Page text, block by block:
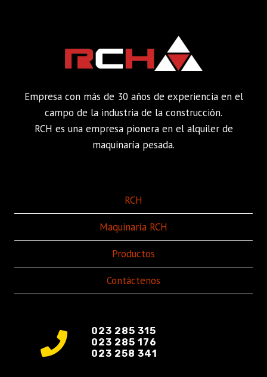
Empresa con más de 30 años de experiencia en el
campo de la industria de la construcción.
RCH es una empresa pionera en el alquiler de
maquinaría pesada.
RCH
Maquinaría RCH
Productos
Contáctenos
023 285 315
023 285 176
023 258 341